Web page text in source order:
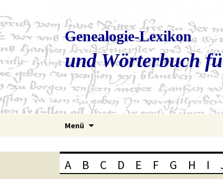
Genealogie-Lexikon
und Wörterbuch
Menü
A B C D E F G H I